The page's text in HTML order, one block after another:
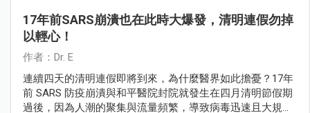
17年前SARS崩潰也在此時大爆發，清明連假勿掉
以輕心！
作者：Dr. E
連續四天的清明連假即將到來，為什麼醫界如此擔憂？17年
前 SARS 防疫崩潰與和平醫院封院就發生在四月清明節假期
過後，因為人潮的聚集與流量頻繁，導致病毒迅速且大規模